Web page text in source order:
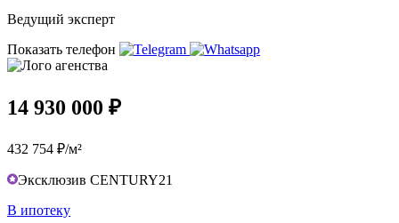
Ведущий эксперт
Показать телефон
14 930 000 ₽
432 754 ₽/м²
Эксклюзив CENTURY21
В ипотеку